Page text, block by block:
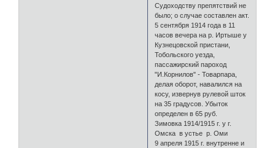
Судоходству препятствий не
было; о случае составлен акт.
5 сентября 1914 года в 11
часов вечера на р. Иртыше у
Кузнецовской пристани,
Тобольского уезда,
пассажирский пароход
"И.Корнилов" - Товарпара,
делая оборот, навалился на
косу, извернув рулевой шток
на 35 градусов. Убыток
определен в 65 руб.
Зимовка 1914/1915 г. у г.
Омска в устье р. Оми
9 апреля 1915 г. внутренне и